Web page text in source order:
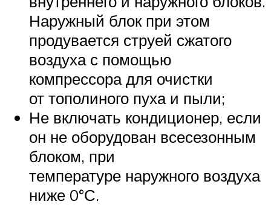
Наружный блок при этом
продувается струей сжатого
воздуха с помощью
компрессора для очистки
от тополиного пуха и пыли;
Не включать кондиционер, если
он не оборудован всесезонным
блоком, при
температуре наружного воздуха
ниже 0°С.